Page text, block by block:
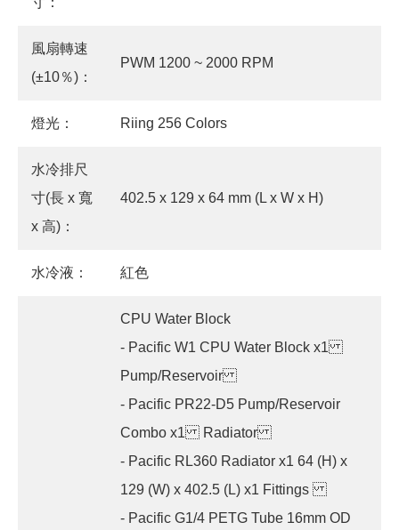
風扇轉速
(±10％)：
PWM 1200 ~ 2000 RPM
燈光： Riing 256 Colors
水冷排尺
寸(長 x 寬
x 高)：
402.5 x 129 x 64 mm (L x W x H)
水冷液： 紅色
CPU Water Block
- Pacific W1 CPU Water Block x1
Pump/Reservoir
- Pacific PR22-D5 Pump/Reservoir
Combo x1 Radiator
- Pacific RL360 Radiator x1 64 (H) x
129 (W) x 402.5 (L) x1 Fittings
- Pacific G1/4 PETG Tube 16mm OD